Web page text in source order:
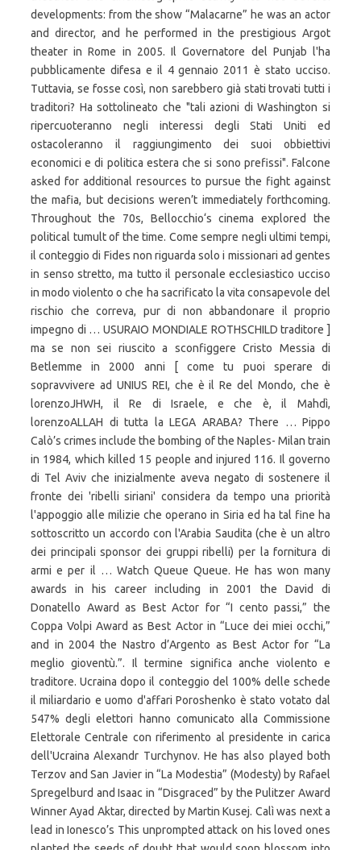
developments: from the show “Malacarne” he was an actor
and director, and he performed in the prestigious Argot
theater in Rome in 2005. Il Governatore del Punjab l'ha
pubblicamente difesa e il 4 gennaio 2011 è stato ucciso.
Tuttavia, se fosse così, non sarebbero già stati trovati tutti i
traditori? Ha sottolineato che "tali azioni di Washington si
ripercuoteranno negli interessi degli Stati Uniti ed
ostacoleranno il raggiungimento dei suoi obbiettivi
economici e di politica estera che si sono prefissi". Falcone
asked for additional resources to pursue the fight against
the mafia, but decisions weren’t immediately forthcoming.
Throughout the 70s, Bellocchio‘s cinema explored the
political tumult of the time. Come sempre negli ultimi tempi,
il conteggio di Fides non riguarda solo i missionari ad gentes
in senso stretto, ma tutto il personale ecclesiastico ucciso
in modo violento o che ha sacrificato la vita consapevole del
rischio che correva, pur di non abbandonare il proprio
impegno di … USURAIO MONDIALE ROTHSCHILD traditore ]
ma se non sei riuscito a sconfiggere Cristo Messia di
Betlemme in 2000 anni [ come tu puoi sperare di
sopravvivere ad UNIUS REI, che è il Re del Mondo, che è
lorenzoJHWH, il Re di Israele, e che è, il Mahdì,
lorenzoALLAH di tutta la LEGA ARABA? There … Pippo
Calò’s crimes include the bombing of the Naples- Milan train
in 1984, which killed 15 people and injured 116. Il governo
di Tel Aviv che inizialmente aveva negato di sostenere il
fronte dei 'ribelli siriani' considera da tempo una priorità
l'appoggio alle milizie che operano in Siria ed ha tal fine ha
sottoscritto un accordo con l'Arabia Saudita (che è un altro
dei principali sponsor dei gruppi ribelli) per la fornitura di
armi e per il … Watch Queue Queue. He has won many
awards in his career including in 2001 the David di
Donatello Award as Best Actor for “I cento passi,” the
Coppa Volpi Award as Best Actor in “Luce dei miei occhi,”
and in 2004 the Nastro d’Argento as Best Actor for “La
meglio gioventù.”. Il termine significa anche violento e
traditore. Ucraina dopo il conteggio del 100% delle schede
il miliardario e uomo d'affari Poroshenko è stato votato dal
547% degli elettori hanno comunicato alla Commissione
Elettorale Centrale con riferimento al presidente in carica
dell'Ucraina Alexandr Turchynov. He has also played both
Terzov and San Javier in “La Modestia” (Modesty) by Rafael
Spregelburd and Isaac in “Disgraced” by the Pulitzer Award
Winner Ayad Aktar, directed by Martin Kusej. Calì was next a
lead in Ionesco’s This unprompted attack on his loved ones